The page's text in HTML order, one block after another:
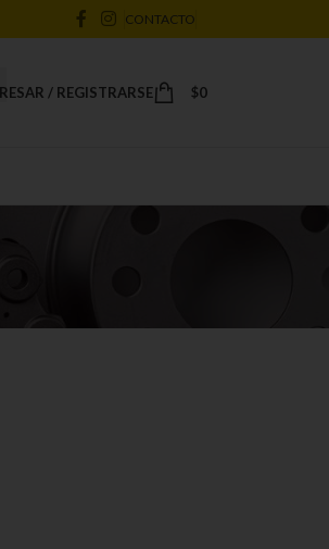
CONTACTO
/ REGISTRARSE $0